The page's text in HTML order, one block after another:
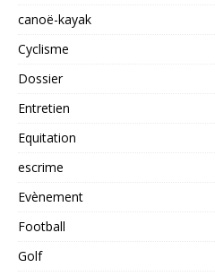
canoë-kayak
Cyclisme
Dossier
Entretien
Equitation
escrime
Evènement
Football
Golf